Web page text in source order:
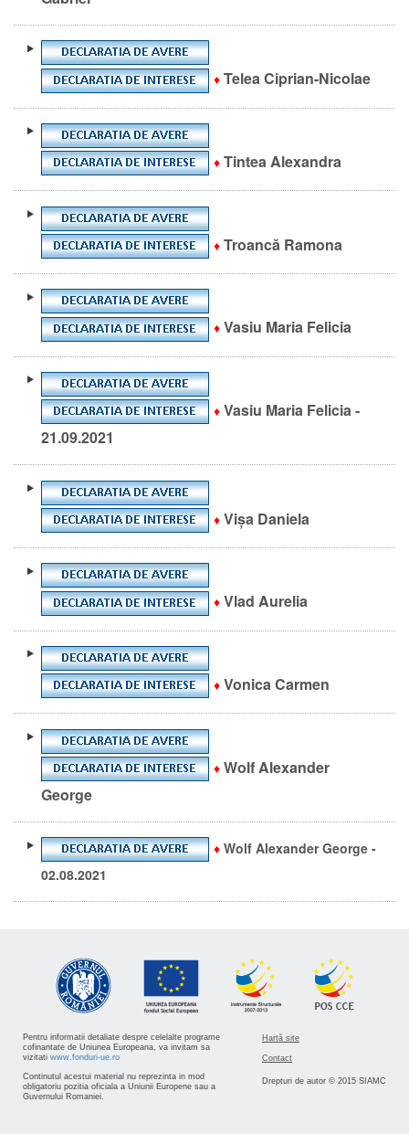
♦ Telea Ciprian-Nicolae
♦ Tintea Alexandra
♦ Troancă Ramona
♦ Vasiu Maria Felicia
♦ Vasiu Maria Felicia -
21.09.2021
♦ Vișa Daniela
♦ Vlad Aurelia
♦ Vonica Carmen
♦ Wolf Alexander
George
♦ Wolf Alexander George -
02.08.2021
Pentru informatii detaliate despre celelalte programe
cofinantate de Uniunea Europeana, va invitam sa
vizitati www.fonduri-ue.ro
Continutul acestui material nu reprezinta in mod
obligatoriu pozitia oficiala a Uniunii Europene sau a
Guvernului Romaniei.
Hartă site
Contact
Drepturi de autor © 2015 SIAMC